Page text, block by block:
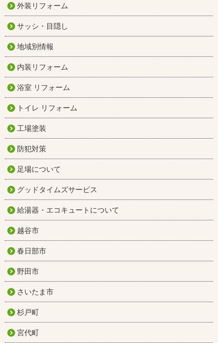
外装リフォーム
サッシ・目隠し
地域別情報
内装リフォーム
浴室 リフォーム
トイレ リフォーム
工場塗装
防犯対策
足場について
グッドタイムズサービス
給湯器・エコキュートについて
越谷市
春日部市
野田市
さいたま市
杉戸町
宮代町